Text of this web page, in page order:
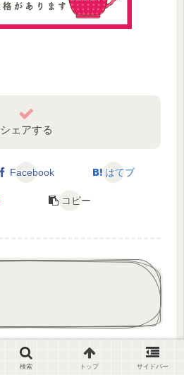
シェアする
Facebook はてブ
コピー
マレインティーの効果・効能
や味とは？ 正しい作り方やお
検索 トップ サイドバー